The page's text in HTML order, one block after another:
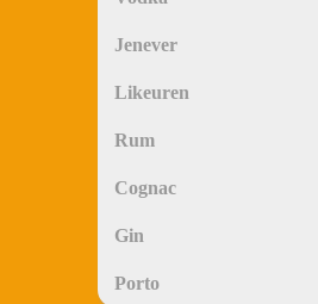
Jenever
Likeuren
Rum
Cognac
Gin
Porto